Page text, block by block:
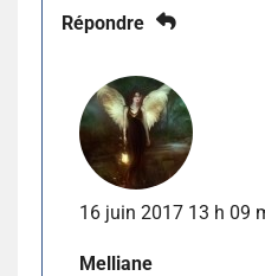
Répondre
16 juin 2017 13 h 09
Melliane